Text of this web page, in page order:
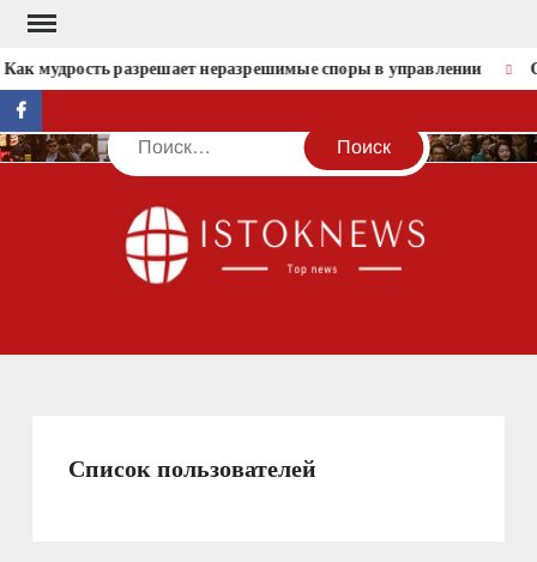
Перейти
содержимому
мудрость разрешает неразрешимые споры в управлении
facebook
Поиск
Список пользователей